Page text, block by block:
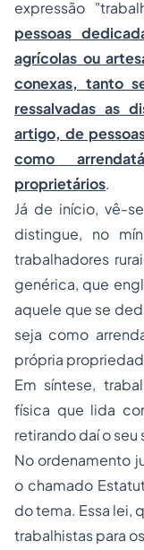
expressão
pessoas
agrícolas ou
conexas, tanto
ressalvadas as
artigo, de
como
proprietários.
Já de início, vê-
distingue, no
trabalhadores
genérica, que
aquele que se
seja como
própria
Em síntese,
física que lida
retirando daí o seu
No ordenamento
o chamado
do tema. Essa lei,
trabalhistas para